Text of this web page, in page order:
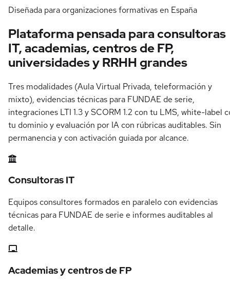
Diseñada para organizaciones formativas en España
Plataforma pensada paraconsultoras
IT, academias, centros de FP,
universidades y RRHH grandes
Tres modalidades (Aula Virtual Privada, teleformación y
mixto), evidencias técnicas para FUNDAE de serie,
integraciones LTI 1.3 y SCORM 1.2 con tu LMS, white-label
tu dominio y evaluación por IA con rúbricas auditables. Sin
permanencia y con activación guiada por alcance.
Consultoras IT
Equipos consultores formados en paralelo con evidencias
técnicas para FUNDAE de serie e informes auditables al
detalle.
Academias y centros de FP